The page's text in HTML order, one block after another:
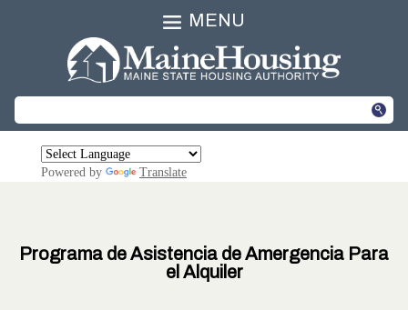
MENU
Powered by Translate
Programa de Asistencia de Amergencia Para
el Alquiler